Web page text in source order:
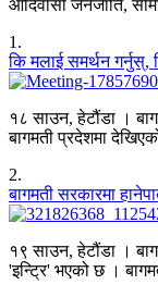
आदिवासी जनजाति,
1 .
कि मलाई समर्थन गर्नुस्,
१८ साउन, हेटौंडा ।
बागमती प्रदेशमा
2.
बागमती सरकारमा
१९ साउन, हेटौंडा ।
'इन्ट्रि' भएको छ ।